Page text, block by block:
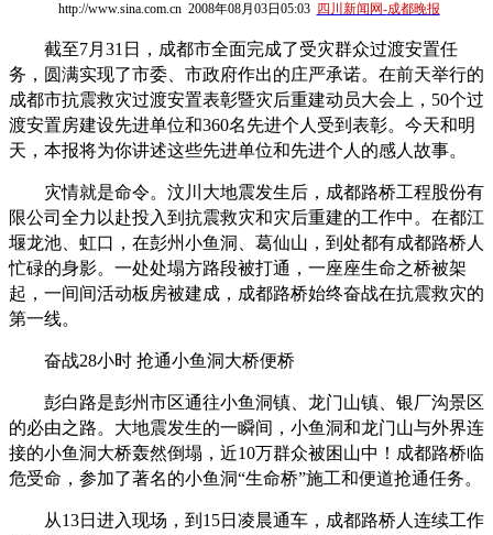
http://www.sina.com.cn 2008年08月03日 05:03 四川新闻网-成都晚报
截至7月31日，成都市全面完成了受灾群众过渡安置任
务，圆满实现了市委、市政府作出的庄严承诺。在前天举行的
成都市抗震救灾过渡安置表彰暨灾后重建动员大会上，50个过
渡安置房建设先进单位和360名先进个人受到表彰。今天和明
天，本报将为你讲述这些先进单位和先进个人的感人故事。
灾情就是命令。汶川大地震发生后，成都路桥工程股份有
限公司全力以赴投入到抗震救灾和灾后重建的工作中。在都江
堰龙池、虹口，在彭州小鱼洞、葛仙山，到处都有成都路桥人
忙碌的身影。一处处塌方路段被打通，一座座生命之桥被架
起，一间间活动板房被建成，成都路桥始终奋战在抗震救灾的
第一线。
奋战28小时 抢通小鱼洞大桥便桥
彭白路是彭州市区通往小鱼洞镇、龙门山镇、银厂沟景区
的必由之路。大地震发生的一瞬间，小鱼洞和龙门山与外界连
接的小鱼洞大桥轰然倒塌，近10万群众被困山中！成都路桥临
危受命，参加了著名的小鱼洞“生命桥”施工和便道抢通任务。
从13日进入现场，到15日凌晨通车，成都路桥人连续工作